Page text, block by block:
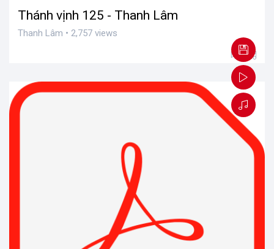
Thánh vịnh 125 - Thanh Lâm
Thanh Lâm • 2,757 views